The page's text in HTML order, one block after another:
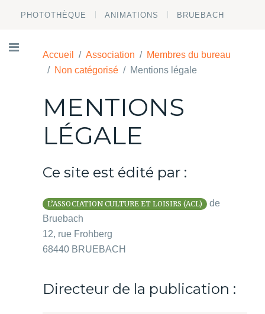
PHOTOTHÈQUE ANIMATIONS BRUEBACH
Accueil Association
Membres du bureau
Non catégorisé
Mentions légale
MENTIONS
LÉGALE
Ce site est édité par :
L’ASSOCIATION CULTURE ET LOISIRS (ACL)
de
Bruebach
12, rue Frohberg
68440 BRUEBACH
Directeur de la publication :